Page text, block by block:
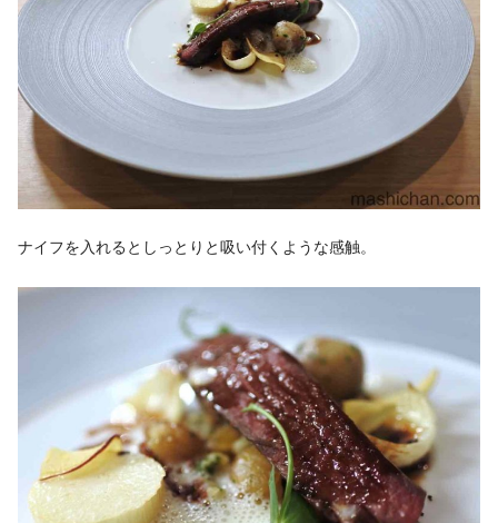
ナイフを入れるとしっとりと吸い付くような感触。